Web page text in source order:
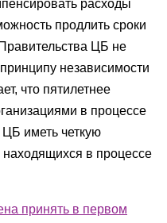
расходы
продлить сроки
ЦБ не
принципу независимости
что пятилетнее
в процессе
ЦБ иметь четкую
находящихся в процессе
принять в первом